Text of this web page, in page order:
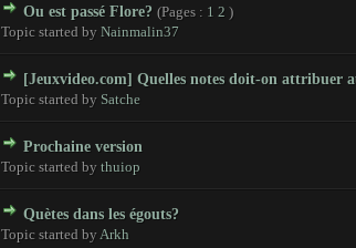
Ou est passé Flore? (Pages : 1 2 )
Topic started by Nainmalin37
0 Votes - 0 sur 5 en moyenne
1 234
[Jeuxvideo.com] Quelles notes doit-on attribuer
Topic started by Satche
0 Votes - 0 sur 5 en moyenne
12345
Prochaine version
Topic started by thuiop
0 Votes - 0 sur 5 en moyenne
Quètes dans les égouts?
Topic started byArkh
0 Votes - 0 sur 5 en moyenne